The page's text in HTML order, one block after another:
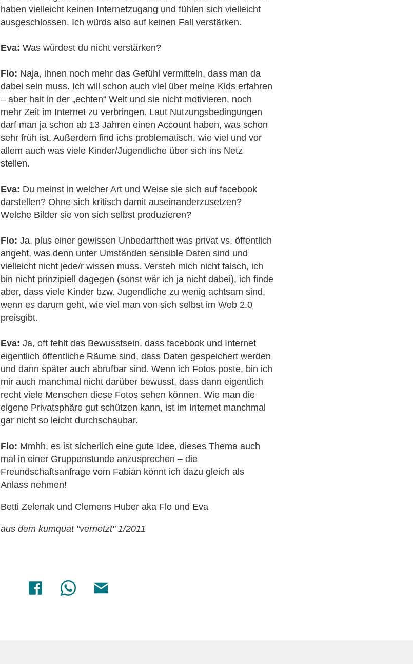
haben vielleicht keinen Internetzugang und fühlen sich vielleicht
ausgeschlossen. Ich würds also auf keinen Fall verstärken.
Eva:Was würdest du nicht verstärken?
Flo: Naja, ihnen noch mehr das Gefühl vermitteln, dass man da
dabei sein muss. Ich will schon auch viel über meine Kids erfahren
– aber halt in der „echten“ Welt und sie nicht motivieren, noch
mehr Zeit im Internet zu verbringen. Laut Nutzungsbedingungen
darf man ja schon ab 13 Jahren einen Account haben, was schon
sehr früh ist. Außerdem find ichs problematisch, wie viel und vor
allem auch was viele Kinder/Jugendliche über sich ins Netz
stellen.
Eva: Du meinst in welcher Art und Weise sie sich auf facebook
darstellen? Ohne sich kritisch damit auseinanderzusetzen?
Welche Bilder sie von sich selbst produzieren?
Flo: Ja, plus einer gewissen Unbedarftheit was privat vs. öffentlich
angeht, was denn unter Umständen sensible Daten sind und
vielleicht nicht jede/r wissen muss. Versteh mich nicht falsch, ich
bin nicht prinzipiell dagegen (sonst wär ich ja nicht dabei), ich finde
aber, dass viele Kinder bzw. Jugendliche zu wenig achtsam sind,
wenn es darum geht, wie viel man von sich selbst im Web 2.0
preisgibt.
Eva: Ja, oft fehlt das Bewusstsein, dass facebook und Internet
eigentlich öffentliche Räume sind, dass Daten gespeichert werden
und dann später auch abrufbar sind. Wenn ich Fotos poste, bin ich
mir auch manchmal nicht darüber bewusst, dass dann eigentlich
recht viele Menschen diese Fotos sehen können. Wie man die
eigene Privatsphäre gut schützen kann, ist im Internet manchmal
gar nicht so leicht durchschaubar.
Flo: Mmhh, es ist sicherlich eine gute Idee, dieses Thema auch
mal in einer Gruppenstunde anzusprechen – die
Freundschaftsanfrage vom Fabian könnt ich dazu gleich als
Anlass nehmen!
Betti Zelenak und Clemens Huber aka Flo und Eva
aus dem kumquat "vernetzt" 1/2011